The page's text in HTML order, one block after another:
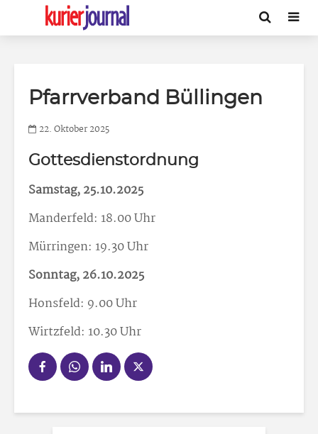
Pfarrverband Büllingen
22. Oktober 2025
Gottesdienstordnung
Samstag, 25.10.2025
Manderfeld: 18.00 Uhr
Mürringen: 19.30 Uhr
Sonntag, 26.10.2025
Honsfeld: 9.00 Uhr
Wirtzfeld: 10.30 Uhr